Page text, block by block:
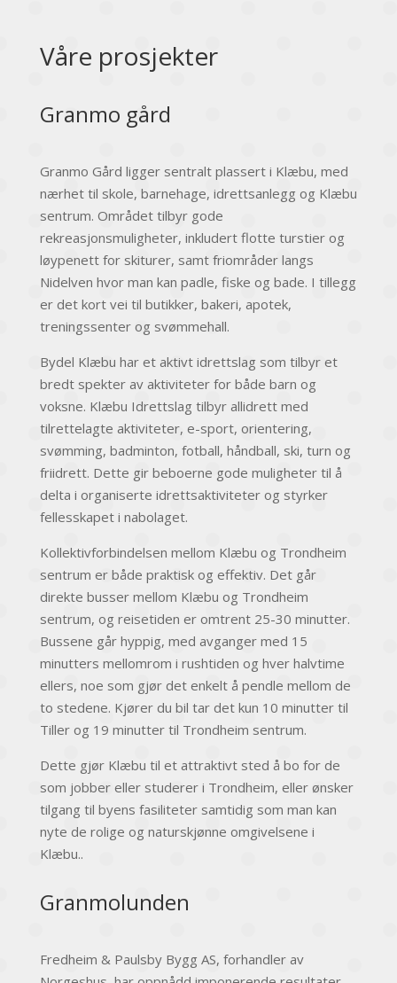
Våre prosjekter
Granmo gård
Granmo Gård ligger sentralt plassert i Klæbu, med
nærhet til skole, barnehage, idrettsanlegg og Klæbu
sentrum. Området tilbyr gode
rekreasjonsmuligheter, inkludert flotte turstier og
løypenett for skiturer, samt friområder langs
Nidelven hvor man kan padle, fiske og bade. I tillegg
er det kort vei til butikker, bakeri, apotek,
treningssenter og svømmehall.
Bydel Klæbu har et aktivt idrettslag som tilbyr et
bredt spekter av aktiviteter for både barn og
voksne. Klæbu Idrettslag tilbyr allidrett med
tilrettelagte aktiviteter, e-sport, orientering,
svømming, badminton, fotball, håndball, ski, turn og
friidrett. Dette gir beboerne gode muligheter til å
delta i organiserte idrettsaktiviteter og styrker
fellesskapet i nabolaget.
Kollektivforbindelsen mellom Klæbu og Trondheim
sentrum er både praktisk og effektiv. Det går
direkte busser mellom Klæbu og Trondheim
sentrum, og reisetiden er omtrent 25-30 minutter.
Bussene går hyppig, med avganger med 15
minutters mellomrom i rushtiden og hver halvtime
ellers, noe som gjør det enkelt å pendle mellom de
to stedene. Kjører du bil tar det kun 10 minutter til
Tiller og 19 minutter til Trondheim sentrum.
Dette gjør Klæbu til et attraktivt sted å bo for de
som jobber eller studerer i Trondheim, eller ønsker
tilgang til byens fasiliteter samtidig som man kan
nyte de rolige og naturskjønne omgivelsene i
Klæbu..
Granmolunden
Fredheim & Paulsby Bygg AS, forhandler av